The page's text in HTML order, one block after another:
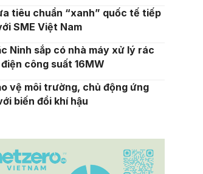
tiêu chuẩn “xanh” quốc tế tiếp
SME Việt Nam
Ninh sắp có nhà máy xử lý rác
công suất 16MW
vệ môi trường, chủ động ứng
biến đổi khí hậu